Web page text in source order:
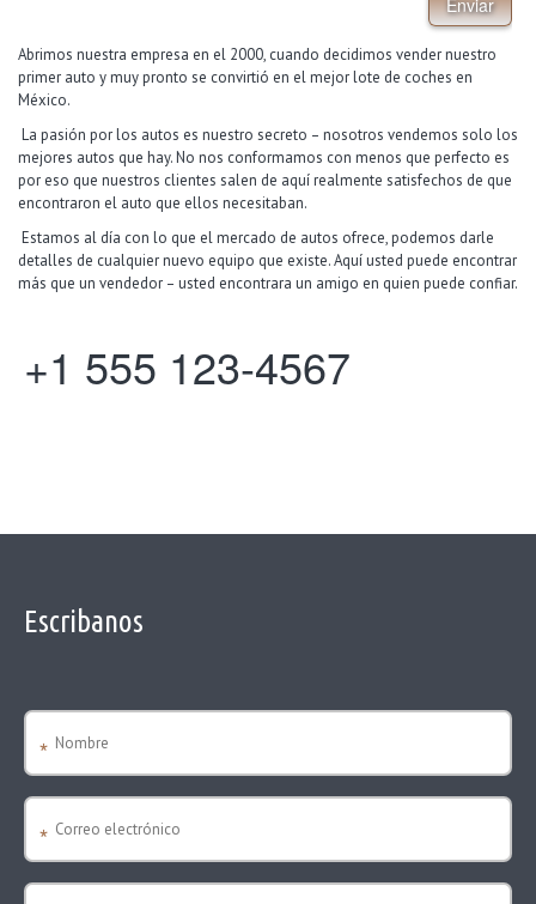
Enviar
Abrimos nuestra empresa en el 2000, cuando decidimos vender nuestro
primer auto y muy pronto se convirtió en el mejor lote de coches en
México.
La pasión por los autos es nuestro secreto – nosotros vendemos solo los
mejores autos que hay. No nos conformamos con menos que perfecto es
por eso que nuestros clientes salen de aquí realmente satisfechos de que
encontraron el auto que ellos necesitaban.
Estamos al día con lo que el mercado de autos ofrece, podemos darle
detalles de cualquier nuevo equipo que existe. Aquí usted puede encontrar
más que un vendedor – usted encontrara un amigo en quien puede confiar.
+1 555 123-4567
Escribanos